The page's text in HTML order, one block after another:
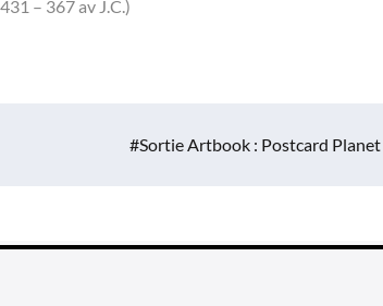
– 367 av J.C.)
#Sortie Artbook : Postcard Planet